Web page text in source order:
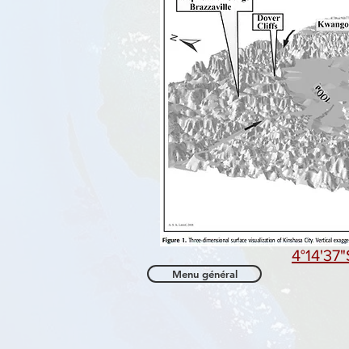
Menu général